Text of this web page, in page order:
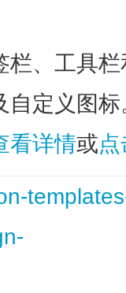
栏、工具
自定义图
看详情或